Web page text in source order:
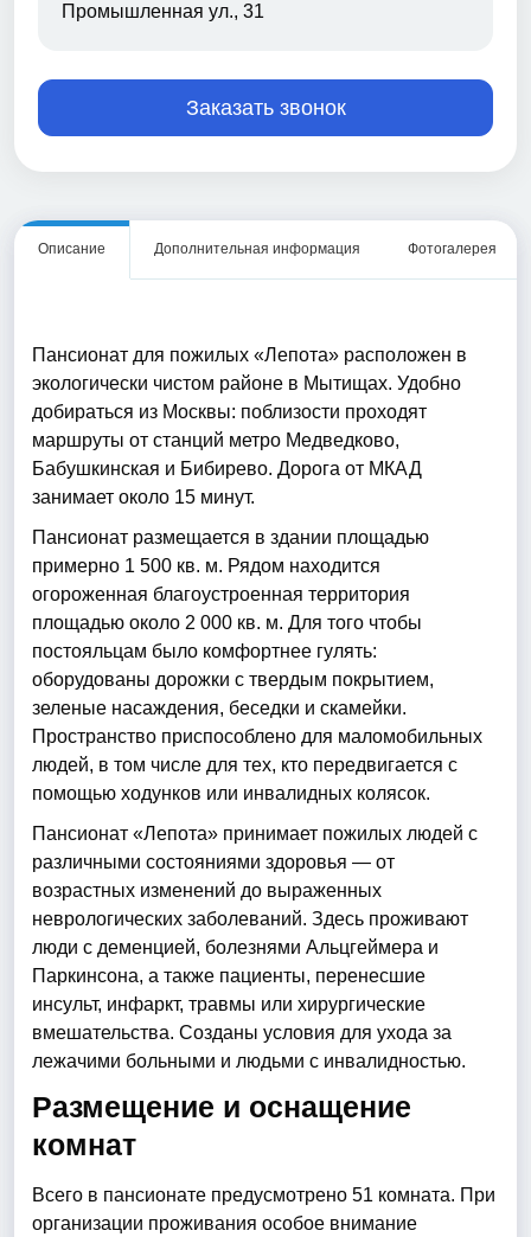
Промышленная ул., 31
Заказать звонок
Описание Дополнительная информация Фотогалерея
Пансионат для пожилых «Лепота» расположен в
экологически чистом районе в Мытищах. Удобно
добираться из Москвы: поблизости проходят
маршруты от станций метро Медведково,
Бабушкинская и Бибирево. Дорога от МКАД
занимает около 15 минут.
Пансионат размещается в здании площадью
примерно 1 500 кв. м. Рядом находится
огороженная благоустроенная территория
площадью около 2 000 кв. м. Для того чтобы
постояльцам было комфортнее гулять:
оборудованы дорожки с твердым покрытием,
зеленые насаждения, беседки и скамейки.
Пространство приспособлено для маломобильных
людей, в том числе для тех, кто передвигается с
помощью ходунков или инвалидных колясок.
Пансионат «Лепота» принимает пожилых людей с
различными состояниями здоровья — от
возрастных изменений до выраженных
неврологических заболеваний. Здесь проживают
люди с деменцией, болезнями Альцгеймера и
Паркинсона, а также пациенты, перенесшие
инсульт, инфаркт, травмы или хирургические
вмешательства. Созданы условия для ухода за
лежачими больными и людьми с инвалидностью.
Размещение и оснащение
комнат
Всего в пансионате предусмотрено 51 комната. При
организации проживания особое внимание